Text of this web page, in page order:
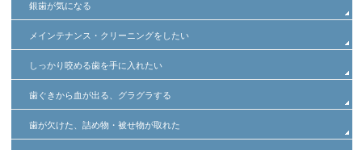
銀歯が気になる
メインテナンス・クリーニングをしたい
しっかり咬める歯を手に入れたい
歯ぐきから血が出る、グラグラする
歯が欠けた、詰め物・被せ物が取れた